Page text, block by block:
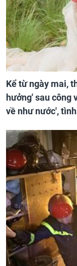
Kể từ ngày mai,
hưởng' sau công
về như nước',